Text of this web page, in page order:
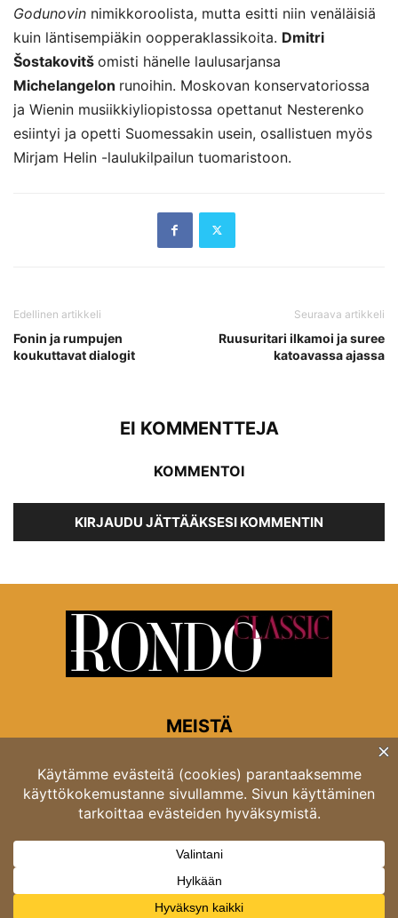
Godunovin nimikkoroolista, mutta esitti niin venäläisiä
kuin läntisempiäkin oopperaklassikoita. Dmitri
Šostakovitš omisti hänelle laulusarjansa
Michelangelon runoihin. Moskovan konservatoriossa
ja Wienin musiikkiyliopistossa opettanut Nesterenko
esiintyi ja opetti Suomessakin usein, osallistuen myös
Mirjam Helin -laulukilpailun tuomaristoon.
Edellinen artikkeli
Fonin ja rumpujen
koukuttavat dialogit
Seuraava artikkeli
Ruusuritari ilkamoi ja suree
katoavassa ajassa
EI KOMMENTTEJA
KOMMENTOI
KIRJAUDU JÄTTÄÄKSESI KOMMENTIN
MEISTÄ
Rondon toimitus
Opastinsilta 6A 00520 Helsinki
Asiakaspalvelu: puh. 03 4246 5318
asiakaspalvelu@rondo.fi
Ota meihin yhteyttä:toimitus@rondo.fi